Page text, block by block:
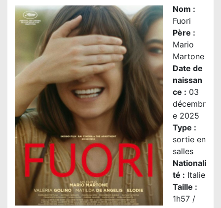
Nom :
Fuori
Père :
Mario
Martone
Date de
naissan
ce : 03
décembr
e 2025
Type :
sortie en
salles
Nationali
té : Italie
Taille :
1h57 /